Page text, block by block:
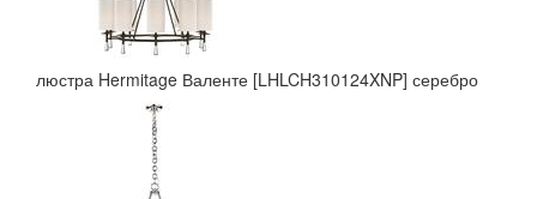
люстра Hermitage Валенте [LHLCH310124XNP] серебро